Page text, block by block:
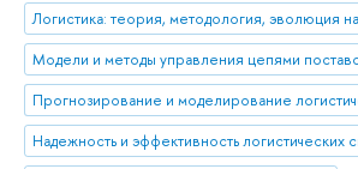
Логистика: теория, методология, эволюция
Модели и методы управления цепями
Надежность и эффективность логистических